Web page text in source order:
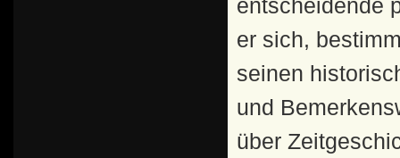
entscheidende
er sich,
seinen
und
über